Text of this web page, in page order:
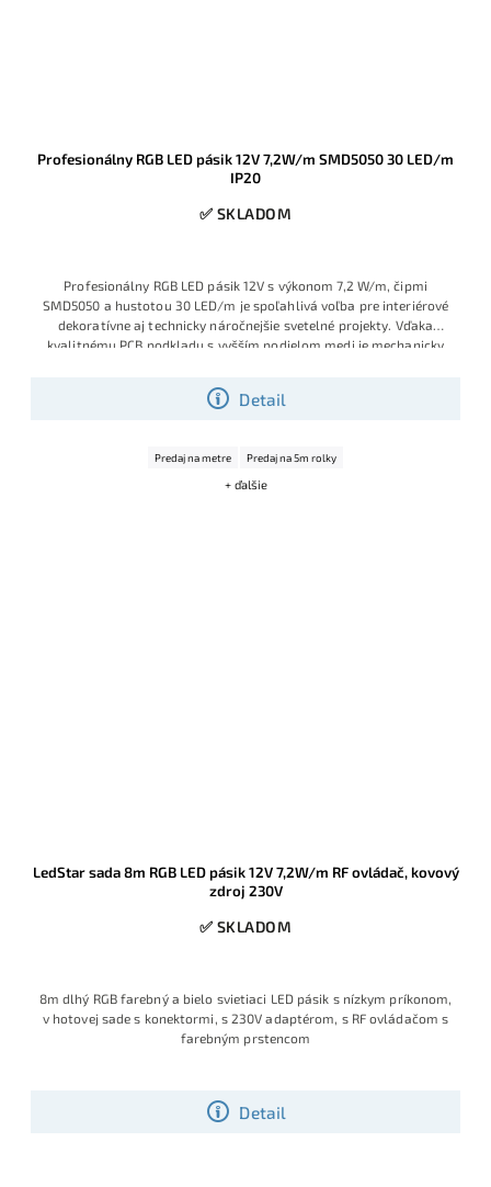
Profesionálny RGB LED pásik 12V 7,2W/m SMD5050 30 LED/m
IP20
✅ SKLADOM
Detail
Profesionálny RGB LED pásik 12V s výkonom 7,2 W/m, čipmi
SMD5050 a hustotou 30 LED/m je spoľahlivá voľba pre interiérové
dekoratívne aj technicky náročnejšie svetelné projekty. Vďaka
kvalitnému PCB podkladu s vyšším podielom medi je mechanicky
dlhšiu životnosť aj pri menej šetrnej manipulácii počas montáže.
Ide o obľúbený model montážnych a realizačných firiem, ktoré
aktuálnej skladovej akcii.
Predaj na metre Predaj na 5m rolky
+ ďalšie
LedStar sada 8m RGB LED pásik 12V 7,2W/m RF ovládač, kovový
zdroj 230V
✅ SKLADOM
Detail
8m dlhý RGB farebný a bielo svietiaci LED pásik s nízkym príkonom,
v hotovej sade s konektormi, s 230V adaptérom, s RF ovládačom s
farebným prstencom